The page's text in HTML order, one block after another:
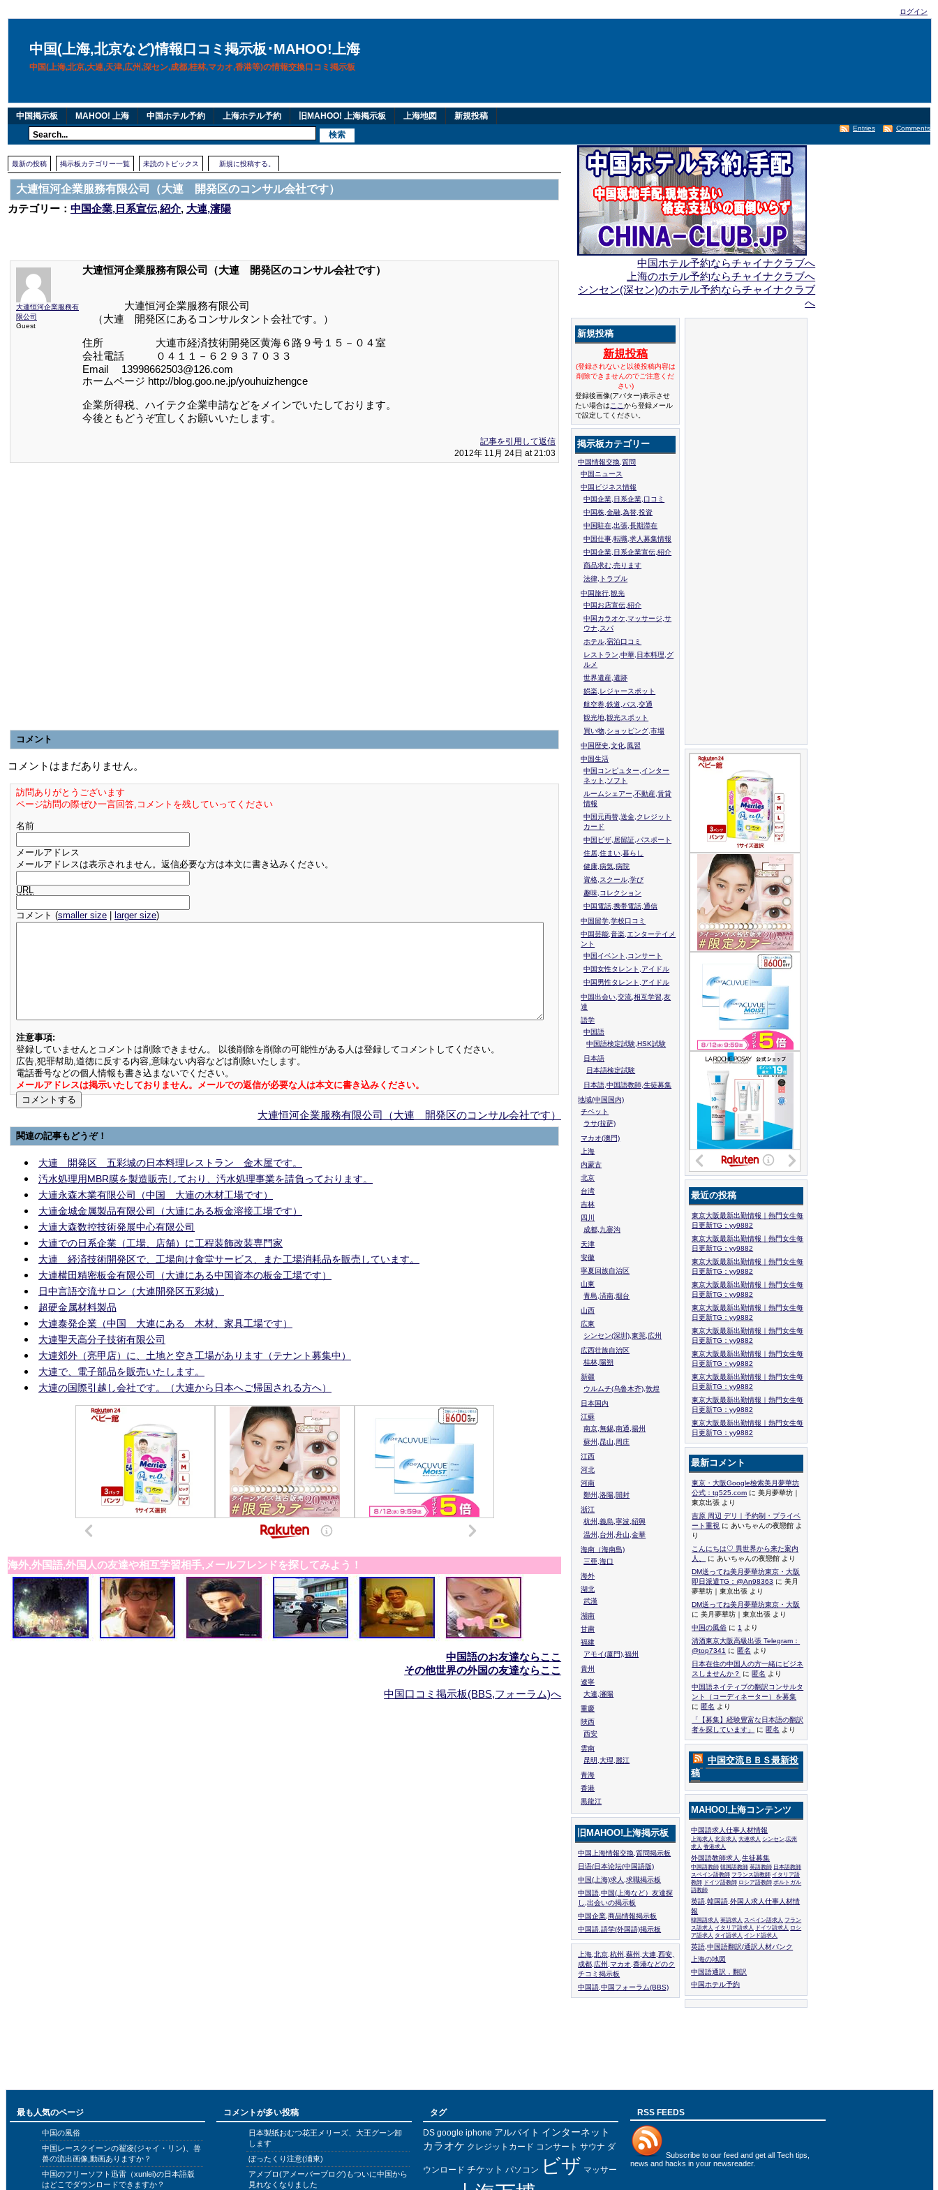
ログイン
中国(上海,北京など)情報口コミ掲示板･MAHOO!上海
中国(上海,北京,大連,天津,広州,深セン,成都,桂林,マカオ,香港等)の情報交換口コミ掲示板
中国掲示板 MAHOO! 上海 中国ホテル予約 上海ホテル予約 旧MAHOO! 上海掲示板 上海地図 新規投稿
Comments
Entries
最新の投稿 掲示板カテゴリー一覧 未読のトピックス 新規に投稿する。
大連恒河企業服務有限公司（大連 開発区のコンサル会社です）
カテゴリー： 中国企業,日系宣伝,紹介, 大連,瀋陽
大連恒河企業服務有
限公司
Guest
大連恒河企業服務有限公司（大連 開発区のコンサル会社です）
大連恒河企業服務有限公司
（大連 開発区にあるコンサルタント会社です。）
住所 大連市経済技術開発区黄海６路９号１５－０４室
会社電話 ０４１１－６２９３７０３３
Email 13998662503@126.com
ホームページ http://blog.goo.ne.jp/youhuizhengce
企業所得税、ハイテク企業申請などをメインでいたしております。
今後ともどうぞ宜しくお願いいたします。
記事を引用して返信
2012年 11月 24日 at 21:03
コメント
コメントはまだありません。
訪問ありがとうございます
ページ訪問の際ぜひ一言回答,コメントを残していってください
名前
メールアドレス
メールアドレスは表示されません。返信必要な方は本文に書き込みください。
URL
コメント (smaller size larger size)
注意事項:
登録していませんとコメントは削除できません。 以後削除を削除の可能性がある人は登録してコメントしてください。
広告,犯罪幇助,道徳に反する内容,意味ない内容などは削除いたします。
電話番号などの個人情報も書き込まないでください。
メールアドレスは掲示いたしておりません。メールでの返信が必要な人は本文に書き込みください。
大連恒河企業服務有限公司（大連 開発区のコンサル会社です）
関連の記事もどうぞ！
大連 開発区 五彩城の日本料理レストラン 金木屋です。
汚水処理用MBR膜を製造販売しており、汚水処理事業を請負っております。
大連永森木業有限公司（中国 大連の木材工場です）
大連金城金属製品有限公司（大連にある板金溶接工場です）
大連大森数控技術発展中心有限公司
大連での日系企業（工場、店舗）に工程装飾改装専門家
大連 経済技術開発区で、工場向け食堂サービス、また工場消耗品を販売しています。
大連横田精密板金有限公司（大連にある中国資本の板金工場です）
日中言語交流サロン（大連開発区五彩城）
超硬金属材料製品
大連泰発企業（中国 大連にある 木材、家具工場です）
大連聖天高分子技術有限公司
大連郊外（亮甲店）に、土地と空き工場があります（テナント募集中）
大連で、電子部品を販売いたします。
大連の国際引越し会社です。（大連から日本へご帰国される方へ）
海外,外国語,外国人の友達や相互学習相手,メールフレンドを探してみよう！
中国語のお友達ならここ
その他世界の外国の友達ならここ
中国口コミ掲示板(BBS,フォーラム)へ
中国ホテル予約ならチャイナクラブへ
上海のホテル予約ならチャイナクラブへ
シンセン(深セン)のホテル予約ならチャイナクラブ
へ
新規投稿
新規投稿
(登録されないと以後投稿内容は
削除できませんのでご注意くだ
さい)
登録後画像(アバター)表示させ
たい場合は ここから登録メール
で設定してください。
掲示板カテゴリー
中国情報交換,質問
中国ニュース
中国ビジネス情報
中国企業,日系企業,口コミ
中国株,金融,為替,投資
中国駐在,出張,長期滞在
中国仕事,転職,求人募集情報
中国企業,日系企業宣伝,紹介
商品求む,売ります
法律,トラブル
中国旅行,観光
中国お店宣伝,紹介
中国カラオケ,マッサージ,サ
ウナ,スパ
ホテル,宿泊口コミ
レストラン,中華,日本料理,グ
ルメ
世界遺産,遺跡
娯楽,レジャースポット
航空券,鉄道,バス,交通
観光地,観光スポット
買い物,ショッピング,市場
中国歴史,文化,風習
中国生活
中国コンピュター,インター
ネット,ソフト
ルームシェアー,不動産,賃貸
情報
中国元両替,送金,クレジット
カード
中国ビザ,居留証,パスポート
住居,住まい,暮らし
健康,病気,病院
資格,スクール,学び
趣味,コレクション
中国電話,携帯電話,通信
中国留学,学校口コミ
中国芸能,音楽,エンターテイメ
ント
中国イベント,コンサート
中国女性タレント,アイドル
中国男性タレント,アイドル
中国出会い,交流,相互学習,友
達
語学
中国語
中国語検定試験,HSK試験
日本語
日本語検定試験
日本語,中国語教師,生徒募集
地域(中国国内)
チベット
ラサ(拉萨)
マカオ(澳門)
上海
内蒙古
北京
台湾
吉林
四川
成都,九寨沟
天津
安徽
寧夏回族自治区
山東
青島,済南,烟台
山西
広東
シンセン(深圳),東莞,広州
広西壮族自治区
桂林,陽朔
新疆
ウルムチ(乌鲁木齐),敦煌
日本国内
江蘇
南京,無錫,南通,揚州
蘇州,昆山,周庄
江西
河北
河南
鄭州,洛陽,開封
浙江
杭州,義烏,寧波,紹興
温州,台州,舟山,金華
海南（海南島)
三亜,海口
海外
湖北
武漢
湖南
甘粛
福建
アモイ(厦門),福州
貴州
遼寧
大連,瀋陽
重慶
陜西
西安
雲南
昆明,大理,麗江
青海
香港
黒龍江
旧MAHOO!上海掲示板
中国上海情報交換,質問掲示板
日语/日本论坛(中国語版)
中国(上海)求人,求職掲示板
中国語,中国(上海など）友達探
し,出会いの掲示板
中国企業,商品情報掲示板
中国語.語学(外国語)掲示板
上海,北京,杭州,蘇州,大連,西安,
成都,広州,マカオ,香港などのク
チコミ掲示板
中国語,中国フォーラム(BBS)
最近の投稿
東京大阪最新出勤情報｜熱門女生每
日更新TG：yy9882
東京大阪最新出勤情報｜熱門女生每
日更新TG：yy9882
東京大阪最新出勤情報｜熱門女生每
日更新TG：yy9882
東京大阪最新出勤情報｜熱門女生每
日更新TG：yy9882
東京大阪最新出勤情報｜熱門女生每
日更新TG：yy9882
東京大阪最新出勤情報｜熱門女生每
日更新TG：yy9882
東京大阪最新出勤情報｜熱門女生每
日更新TG：yy9882
東京大阪最新出勤情報｜熱門女生每
日更新TG：yy9882
東京大阪最新出勤情報｜熱門女生每
日更新TG：yy9882
東京大阪最新出勤情報｜熱門女生每
日更新TG：yy9882
最新コメント
東京・大阪Google檢索美月夢華坊
公式：tg525.com に 美月夢華坊｜
東京出張 より
吉原 周辺 デリ｜予約制・プライベ
ート重視 に あいちゃんの夜戀館 よ
り
こんにちは♡ 異世界から来た案内
人、
に あいちゃんの夜戀館 より
DM送ってね美月夢華坊東京・大阪
即日派遣TG：@An98363 に 美月
夢華坊｜東京出張 より
DM送ってね美月夢華坊東京・大阪
に 美月夢華坊｜東京出張 より
中国の風俗 に 1
より
清酒東京大阪高級出張 Telegram：
@top7341 に 匿名 より
日本在住の中国人の方一緒にビジネ
スしませんか？ に 匿名 より
中国語ネイティブの翻訳コンサルタ
ント（コーディネーター）を募集
に 匿名 より
「【募集】経験豊富な日本語の翻訳
者を探しています」
に 匿名 より
中国交流ＢＢＳ最新投
稿
MAHOO!上海コンテンツ
中国語求人仕事人材情報
上海求人 北京求人 大連求人 シンセン,広州
求人 香港求人
外国語教師求人,生徒募集
中国語教師 韓国語教師 英語教師 日本語教師
スペイン語教師 フランス語教師 イタリア語
教師 ドイツ語教師 ロシア語教師 ポルトガル
語教師
英語,韓国語,外国人求人仕事人材情
報
韓国語求人 英語求人 スペイン語求人 フラン
ス語求人 イタリア語求人 ドイツ語求人 ロシ
ア語求人 タイ語求人 インド語求人
英語,中国語翻訳/通訳人材バンク
上海の地図
中国語通訳，翻訳
中国ホテル予約
最も人気のページ
中国の風俗
中国レースクイーンの翟凌(ジャイ・リン)、兽
兽の流出画像,動画ありますか？
中国のフリーソフト迅雷（xunlei)の日本語版
はどこでダウンロードできますか？
コメントが多い投稿
日本製紙おむつ花王メリーズ、大王グーン卸
します
ぼったくり注意(浦東)
アメブロ(アメーバーブログ)もついに中国から
見れなくなりました
タグ
DS google iphone アルバイト インターネット
カラオケ クレジットカード コンサート サウナ ダ
ウンロード チケット パソコン ビザ マッサー
RSS FEEDS
Subscribe to our feed and get all Tech tips,
news and hacks in your newsreader.